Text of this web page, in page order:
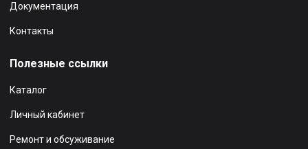
Документация
Контакты
Полезные ссылки
Каталог
Личный кабинет
Ремонт и обсуживание